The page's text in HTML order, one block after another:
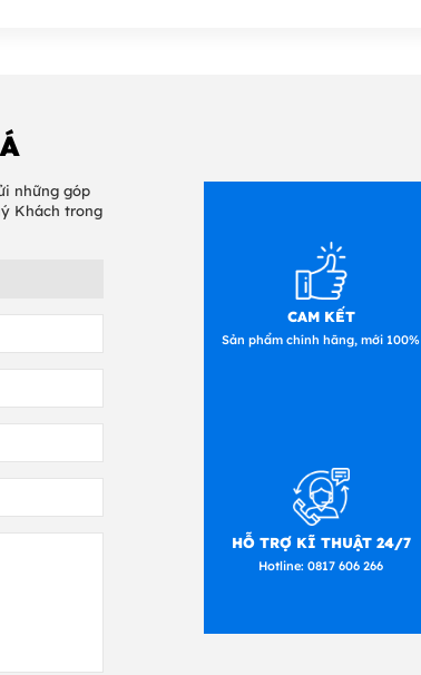
những góp
Khách trong
CAM KẾT
Sản phẩm chính hãng, mới 100%
HỖ TRỢ KĨ THUẬT 24/7
Hotline: 0817 606 266